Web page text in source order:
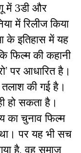
में 3डी और
में रिलीज किया
के इतिहास में यह
फिल्म की कहानी
पर आधारित है।
तलाश की गई है।
हो सकता है।
चुनाव फिल्म
पर यह भी सच
है, वह समाज